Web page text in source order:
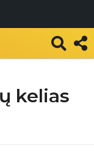
kelias